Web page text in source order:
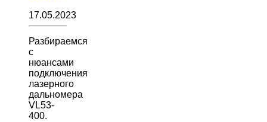
17.05.2023
Разбираемся
с
нюансами
подключения
лазерного
дальномера
VL53-
400.